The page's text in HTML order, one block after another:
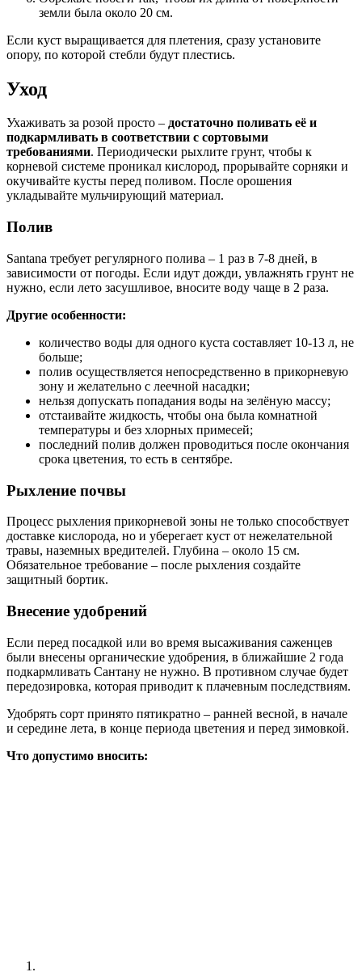
земли была около 20 см.
Если куст выращивается для плетения, сразу установите
опору, по которой стебли будут плестись.
Уход
Ухаживать за розой просто – достаточно поливать её и
подкармливать в соответствии с сортовыми
требованиями. Периодически рыхлите грунт, чтобы к
корневой системе проникал кислород, прорывайте сорняки и
окучивайте кусты перед поливом. После орошения
укладывайте мульчирующий материал.
Полив
Santana требует регулярного полива – 1 раз в 7-8 дней, в
зависимости от погоды. Если идут дожди, увлажнять грунт не
нужно, если лето засушливое, вносите воду чаще в 2 раза.
Другие особенности:
количество воды для одного куста составляет 10-13 л, не
больше;
полив осуществляется непосредственно в прикорневую
зону и желательно с леечной насадки;
нельзя допускать попадания воды на зелёную массу;
отстаивайте жидкость, чтобы она была комнатной
температуры и без хлорных примесей;
последний полив должен проводиться после окончания
срока цветения, то есть в сентябре.
Рыхление почвы
Процесс рыхления прикорневой зоны не только способствует
доставке кислорода, но и уберегает куст от нежелательной
травы, наземных вредителей. Глубина – около 15 см.
Обязательное требование – после рыхления создайте
защитный бортик.
Внесение удобрений
Если перед посадкой или во время высаживания саженцев
были внесены органические удобрения, в ближайшие 2 года
подкармливать Сантану не нужно. В противном случае будет
передозировка, которая приводит к плачевным последствиям.
Удобрять сорт принято пятикратно – ранней весной, в начале
и середине лета, в конце периода цветения и перед зимовкой.
Что допустимо вносить: